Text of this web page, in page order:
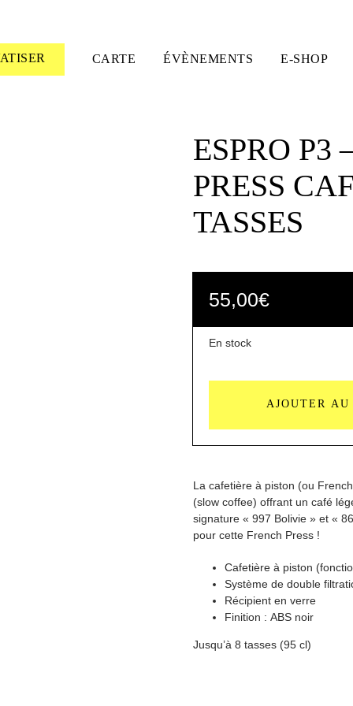
CARTE ÉVÈNEMENTS E-SHOP
ESPRO P3
PRESS
TASSES
55,00€
En stock
Espro
cafetière
8
tasses
AJOUTER
La cafetière à piston (ou
(slow coffee) offrant un café
signature « 997 Bolivie » et «
pour cette French Press !
Cafetière à piston
Système de double
Récipient en verre
Finition : ABS noir
Jusqu’à 8 tasses (95 cl)